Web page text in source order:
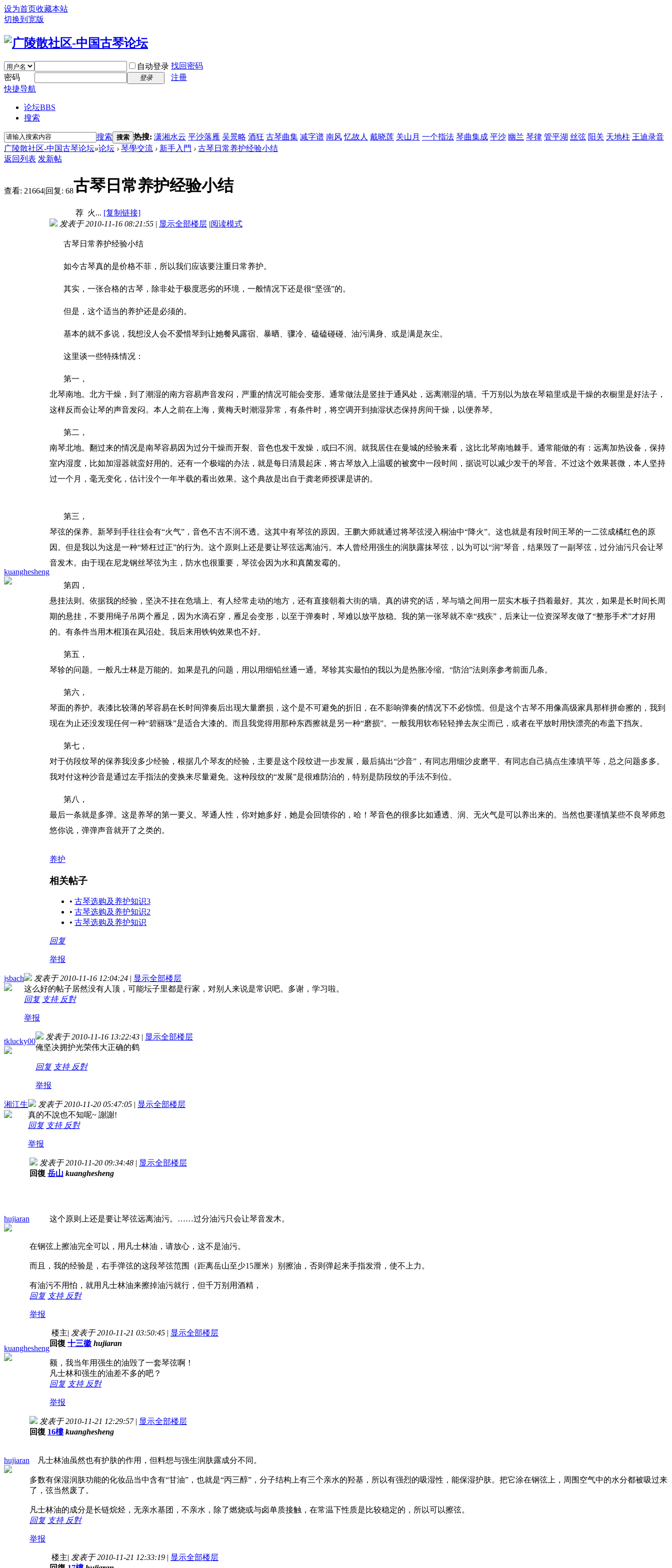
设为首页收藏本站
切换到宽版
自动登录 找回密码
密码
登录
注冊
快捷导航
论坛BBS
搜索
搜索 搜索 热搜: 潇湘水云 平沙落雁 吴景略 酒狂 古琴曲集 减字谱 南风 忆故人 戴晓莲 关山月 一个指法 琴曲集成 平沙 幽兰 琴律 管平湖 丝弦 阳关 天地柱 王迪录音
广陵散社区-中国古琴论坛»论坛 › 琴學交流 › 新手入門 › 古琴日常养护经验小结
返回列表 发新帖
查看: 21664|回复: 68古琴日常养护经验小结
荐 火... [复制链接]
kuanghesheng
发表于 2010-11-16 08:21:55 | 显示全部楼层 |阅读模式
古琴日常养护经验小结
如今古琴真的是价格不菲，所以我们应该要注重日常养护。
其实，一张合格的古琴，除非处于极度恶劣的环境，一般情况下还是很“坚强”的。
但是，这个适当的养护还是必须的。
基本的就不多说，我想没人会不爱惜琴到让她餐风露宿、暴晒、骤冷、磕磕碰碰、油污满身、或是满是灰尘。
这里谈一些特殊情况：
第一，
北琴南地。北方干燥，到了潮湿的南方容易声音发闷，严重的情况可能会变形。通常做法是竖挂于通风处，远离潮湿的墙。千万别以为放在琴箱里或是干燥的衣橱里是好法子，
这样反而会让琴的声音发闷。本人之前在上海，黄梅天时潮湿异常，有条件时，将空调开到抽湿状态保持房间干燥，以便养琴。
第二，
南琴北地。翻过来的情况是南琴容易因为过分干燥而开裂、音色也发干发燥，或曰不润。就我居住在曼城的经验来看，这比北琴南地棘手。通常能做的有：远离加热设备，保持
室内湿度，比如加湿器就蛮好用的。还有一个极端的办法，就是每日清晨起床，将古琴放入上温暖的被窝中一段时间，据说可以减少发干的琴音。不过这个效果甚微，本人坚持
过一个月，毫无变化，估计没个一年半载的看出效果。这个典故是出自于龚老师授课是讲的。
第三，
琴弦的保养。新琴到手往往会有“火气”，音色不古不润不透。这其中有琴弦的原因。王鹏大师就通过将琴弦浸入桐油中“降火”。这也就是有段时间王琴的一二弦成橘红色的原
因。但是我以为这是一种“矫枉过正”的行为。这个原则上还是要让琴弦远离油污。本人曾经用强生的润肤露抹琴弦，以为可以“润”琴音，结果毁了一副琴弦，过分油污只会让琴
音发木。由于现在尼龙钢丝琴弦为主，防水也很重要，琴弦会因为水和真菌发霉的。
第四，
悬挂法则。依据我的经验，坚决不挂在危墙上、有人经常走动的地方，还有直接朝着大街的墙。真的讲究的话，琴与墙之间用一层实木板子挡着最好。其次，如果是长时间长周
期的悬挂，不要用绳子吊两个雁足，因为水滴石穿，雁足会变形，以至于弹奏时，琴难以放平放稳。我的第一张琴就不幸“残疾”，后来让一位资深琴友做了“整形手术”才好用
的。有条件当用木棍顶在凤沼处。我后来用铁钩效果也不好。
第五，
琴轸的问题。一般凡士林是万能的。如果是孔的问题，用以用细铅丝通一通。琴轸其实最怕的我以为是热胀冷缩。“防治”法则亲参考前面几条。
第六，
琴面的养护。表漆比较薄的琴容易在长时间弹奏后出现大量磨损，这个是不可避免的折旧，在不影响弹奏的情况下不必惊慌。但是这个古琴不用像高级家具那样拼命擦的，我到
现在为止还没发现任何一种“碧丽珠”是适合大漆的。而且我觉得用那种东西擦就是另一种“磨损”。一般我用软布轻轻掸去灰尘而已，或者在平放时用快漂亮的布盖下挡灰。
第七，
对于仿段纹琴的保养我没多少经验，根据几个琴友的经验，主要是这个段纹进一步发展，最后搞出“沙音”，有同志用细沙皮磨平、有同志自己搞点生漆填平等，总之问题多多。
我对付这种沙音是通过左手指法的变换来尽量避免。这种段纹的“发展”是很难防治的，特别是防段纹的手法不到位。
第八，
最后一条就是多弹。这是养琴的第一要义。琴通人性，你对她多好，她是会回馈你的，哈！琴音色的很多比如通透、润、无火气是可以养出来的。当然也要谨慎某些不良琴师忽
悠你说，弹弹声音就开了之类的。
养护
相关帖子
• 古琴选购及养护知识3
• 古琴选购及养护知识2
• 古琴选购及养护知识
回复
举报
jsbach 发表于 2010-11-16 12:04:24 | 显示全部楼层
这么好的帖子居然没有人顶，可能坛子里都是行家，对别人来说是常识吧。多谢，学习啦。
回复 支持 反對
举报
tklucky00
发表于 2010-11-16 13:22:43 | 显示全部楼层
俺坚决拥护光荣伟大正确的鹤
回复 支持 反對
举报
湘江生 发表于 2010-11-20 05:47:05 | 显示全部楼层
真的不說也不知呢~ 謝謝!
回复 支持 反對
举报
hujiaran
发表于 2010-11-20 09:34:48 | 显示全部楼层
回復 岳山 kuanghesheng
这个原则上还是要让琴弦远离油污。……过分油污只会让琴音发木。
在钢弦上擦油完全可以，用凡士林油，请放心，这不是油污。
而且，我的经验是，右手弹弦的这段琴弦范围（距离岳山至少15厘米）别擦油，否则弹起来手指发滑，使不上力。
有油污不用怕，就用凡士林油来擦掉油污就行，但千万别用酒精，
回复 支持 反對
举报
kuanghesheng
楼主| 发表于 2010-11-21 03:50:45 | 显示全部楼层
回復 十三徽 hujiaran
额，我当年用强生的油毁了一套琴弦啊！
凡士林和强生的油差不多的吧？
回复 支持 反對
举报
hujiaran
发表于 2010-11-21 12:29:57 | 显示全部楼层
回復 16樓 kuanghesheng
凡士林油虽然也有护肤的作用，但料想与强生润肤露成分不同。
多数有保湿润肤功能的化妆品当中含有“甘油”，也就是“丙三醇”，分子结构上有三个亲水的羟基，所以有强烈的吸湿性，能保湿护肤。把它涂在钢弦上，周围空气中的水分都被吸过来
了，弦当然废了。
凡士林油的成分是长链烷烃，无亲水基团，不亲水，除了燃烧或与卤单质接触，在常温下性质是比较稳定的，所以可以擦弦。
回复 支持 反對
举报
楼主| 发表于 2010-11-21 12:33:19 | 显示全部楼层